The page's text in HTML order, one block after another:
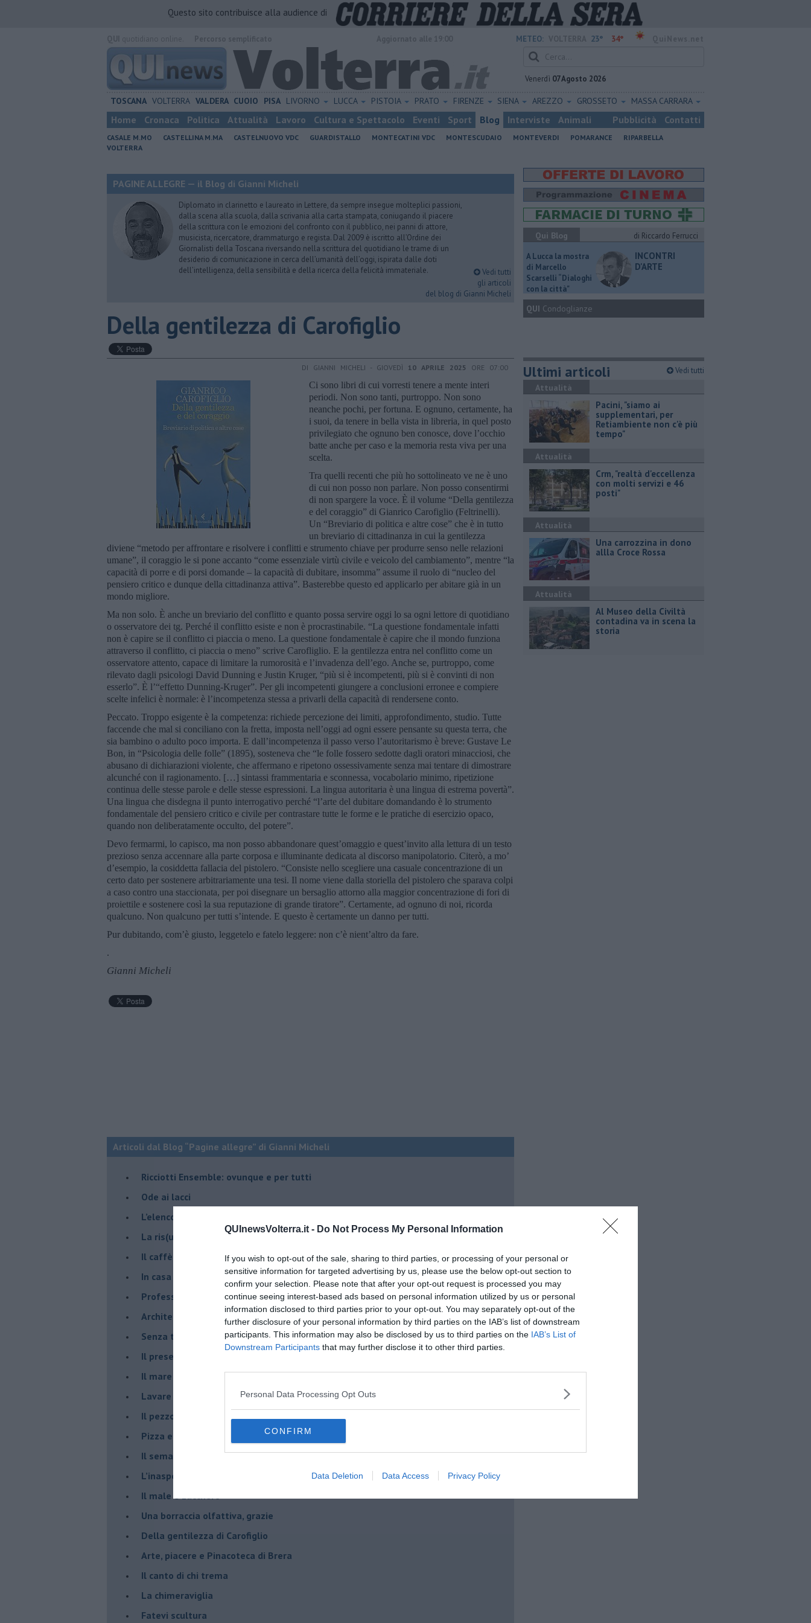
QUInewsVolterra.it - Do Not Process My Personal Information
If you wish to opt-out of the sale, sharing to third parties, or processing of your personal or
sensitive information for targeted advertising by us, please use the below opt-out section to
confirm your selection. Please note that after your opt-out request is processed you may
continue seeing interest-based ads based on personal information utilized by us or personal
information disclosed to third parties prior to your opt-out. You may separately opt-out of the
further disclosure of your personal information by third parties on the IAB’s list of downstream
participants. This information may also be disclosed by us to third parties on the IAB’s List of
Downstream Participants that may further disclose it to other third parties.
Personal Data Processing Opt Outs
CONFIRM
Data Deletion Data Access Privacy Policy
Questo sito contribuisce alla audience di
METEO: 23° 34°
Venerdì 07 Agosto 2026
TOSCANA VOLTERRA VALDERA CUOIO PISA LIVORNO LUCCA PISTOIA PRATO FIRENZE SIENA AREZZO GROSSETO MASSA CARRARA
Home Cronaca Politica Attualità Lavoro Cultura e Spettacolo Eventi Sport Blog Interviste Animali Pubblicità Contatti
CASALE M.MO CASTELLINA M.MA CASTELNUOVO VDC GUARDISTALLO MONTECATINI VDC MONTESCUDAIO MONTEVERDI POMARANCE
RIPARBELLA
VOLTERRA
PAGINE ALLEGRE — il Blog di Gianni Micheli
Diplomato in clarinetto e laureato in Lettere, da sempre insegue molteplici passioni,
dalla scena alla scuola, dalla scrivania alla carta stampata, coniugando il piacere
della scrittura con le emozioni del confronto con il pubblico, nei panni di attore,
musicista, ricercatore, drammaturgo e regista. Dal 2009 è iscritto all’Ordine dei
Giornalisti della Toscana riversando nella scrittura del quotidiano le trame di un
desiderio di comunicazione in cerca dell’umanità dell’oggi, ispirata dalle doti
dell’intelligenza, della sensibilità e della ricerca della felicità immateriale.
Vedi tutti
gli articoli
del blog di Gianni Micheli
​Della gentilezza di Carofiglio
DI GIANNI MICHELI - GIOVEDÌ 10 APRILE 2025 ORE 07:00
Ci sono libri di cui vorresti tenere a mente interi
periodi. Non sono tanti, purtroppo. Non sono
neanche pochi, per fortuna. E ognuno, certamente, ha
i suoi, da tenere in bella vista in libreria, in quel posto
privilegiato che ognuno ben conosce, dove l’occhio
batte anche per caso e la memoria resta viva per una
scelta.
Tra quelli recenti che più ho sottolineato ve ne è uno
di cui non posso non parlare. Non posso consentirmi
di non spargere la voce. È il volume “Della gentilezza
e del coraggio” di Gianrico Carofiglio (Feltrinelli).
Un “Breviario di politica e altre cose” che è in tutto
un breviario di cittadinanza in cui la gentilezza
diviene “metodo per affrontare e risolvere i conflitti e strumento chiave per produrre senso nelle relazioni
umane”, il coraggio le si pone accanto “come essenziale virtù civile e veicolo del cambiamento”, mentre “la
capacità di porre e di porsi domande – la capacità di dubitare, insomma” assume il ruolo di “nucleo del
pensiero critico e dunque della cittadinanza attiva”. Basterebbe questo ed applicarlo per abitare già in un
mondo migliore.
Ma non solo. È anche un breviario del conflitto e quanto possa servire oggi lo sa ogni lettore di quotidiano
o osservatore dei tg. Perché il conflitto esiste e non è procrastinabile. “La questione fondamentale infatti
non è capire se il conflitto ci piaccia o meno. La questione fondamentale è capire che il mondo funziona
attraverso il conflitto, ci piaccia o meno” scrive Carofliglio. E la gentilezza entra nel conflitto come un
osservatore attento, capace di limitare la rumorosità e l’invadenza dell’ego. Anche se, purtroppo, come
rilevato dagli psicologi David Dunning e Justin Kruger, “più si è incompetenti, più si è convinti di non
esserlo”. È l’“effetto Dunning-Kruger”. Per gli incompetenti giungere a conclusioni erronee e compiere
scelte infelici è normale: è l’incompetenza stessa a privarli della capacità di rendersene conto.
Peccato. Troppo esigente è la competenza: richiede percezione dei limiti, approfondimento, studio. Tutte
faccende che mal si conciliano con la fretta, imposta nell’oggi ad ogni essere pensante su questa terra, che
sia bambino o adulto poco importa. E dall’incompetenza il passo verso l’autoritarismo è breve: Gustave Le
Bon, in “Psicologia delle folle” (1895), sosteneva che “le folle fossero sedotte dagli oratori minacciosi, che
abusano di dichiarazioni violente, che affermano e ripetono ossessivamente senza mai tentare di dimostrare
alcunché con il ragionamento. […] sintassi frammentaria e sconnessa, vocabolario minimo, ripetizione
continua delle stesse parole e delle stesse espressioni. La lingua autoritaria è una lingua di estrema povertà”.
Una lingua che disdegna il punto interrogativo perché “l’arte del dubitare domandando è lo strumento
fondamentale del pensiero critico e civile per contrastare tutte le forme e le pratiche di esercizio opaco,
quando non deliberatamente occulto, del potere”.
Devo fermarmi, lo capisco, ma non posso abbandonare quest’omaggio e quest’invito alla lettura di un testo
prezioso senza accennare alla parte corposa e illuminante dedicata al discorso manipolatorio. Citerò, a mo’
d’esempio, la cosiddetta fallacia del pistolero. “Consiste nello scegliere una casuale concentrazione di un
certo dato per sostenere arbitrariamente una tesi. Il nome viene dalla storiella del pistolero che sparava colpi
a caso contro una staccionata, per poi disegnare un bersaglio attorno alla maggior concentrazione di fori di
proiettile e sostenere così la sua reputazione di grande tiratore”. Certamente, ad ognuno di noi, ricorda
qualcuno. Non qualcuno per tutti s’intende. E questo è certamente un danno per tutti.
Pur dubitando, com’è giusto, leggetelo e fatelo leggere: non c’è nient’altro da fare.
.
Gianni Micheli
Articoli dal Blog “Pagine allegre” di Gianni Micheli
​Ricciotti Ensemble: ovunque e per tutti
Ode ai lacci
​L’elenco telefonico
​La ris(u)onanza
​Il caffè Mattia Moreni
​In casa ho una macchina del tempo
Professione: reporter
Architettura che abbaglia
​Senza tasche, un po’ come me
​Il presepe di San Martino
​Il mare d’autunno
​Lavare la coscienza
​Il pezzo di legno
​Pizza e birra
​Il semaforo rosso
​L’inaspettato
​Il male è zucchero
​Una borraccia olfattiva, grazie
​Della gentilezza di Carofiglio
Arte, piacere e Pinacoteca di Brera
​Il canto di chi trema
La chimeraviglia
​Fatevi scultura
Qui Blog
di Riccardo Ferrucci
A Lucca la mostra
di Marcello
Scarselli “Dialoghi
con la città"
INCONTRI
D'ARTE
QUI Condoglianze
Ultimi articoli Vedi tutti
Attualità
Pacini, "siamo ai
supplementari, per
Retiambiente non c'è più
tempo"
Attualità
Crm, "realtà d'eccellenza
con molti servizi e 46
posti"
Attualità
Una carrozzina in dono
allla Croce Rossa
Attualità
Al Museo della Civiltà
contadina va in scena la
storia